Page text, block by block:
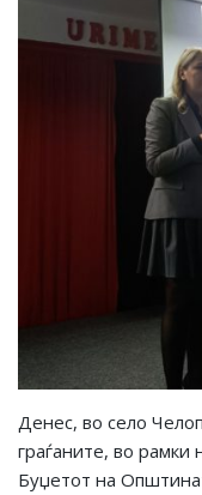
Денес, во село
граѓаните, во рамки
Буџетот на